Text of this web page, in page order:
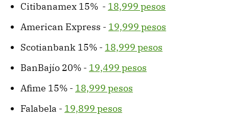
Citibanamex 15% - 18,999 pesos
American Express - 19,999 pesos
Scotianbank 15% - 18,999 pesos
BanBajío 20% - 19,499 pesos
Afime 15% - 18,999 pesos
Falabela - 19,899 pesos